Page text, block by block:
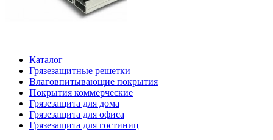
Каталог
Грязезащитные решетки
Влаговпитывающие покрытия
Покрытия коммерческие
Грязезащита для дома
Грязезащита для офиса
Грязезащита для гостиниц